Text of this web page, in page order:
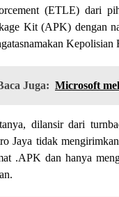
(ETLE) dari
Kit (APK) dengan
Kepolisian
Juga: Microsoft
dilansir dari
Jaya tidak
.APK dan hanya